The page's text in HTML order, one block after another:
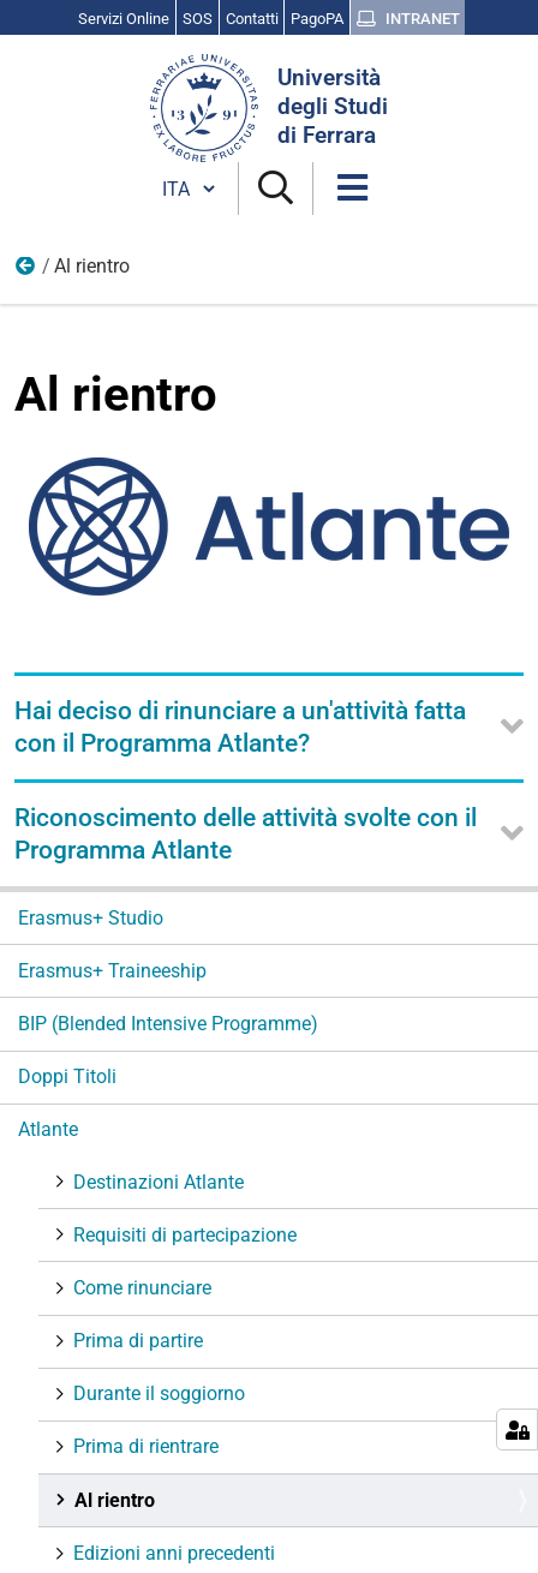
Servizi Online SOS Contatti PagoPA INTRANET
Università
degli Studi
di Ferrara
Cambia lingua
Atlante
Al rientro
Al rientro
Hai deciso di rinunciare a un'attività fatta
con il Programma Atlante?
Riconoscimento delle attività svolte con il
Programma Atlante
i
a
i
Erasmus+ Studio
Erasmus+ Traineeship
BIP (Blended Intensive Programme)
Doppi Titoli
Atlante
Destinazioni Atlante
Requisiti di partecipazione
Come rinunciare
Prima di partire
Durante il soggiorno
Prima di rientrare
Al rientro
Edizioni anni precedenti